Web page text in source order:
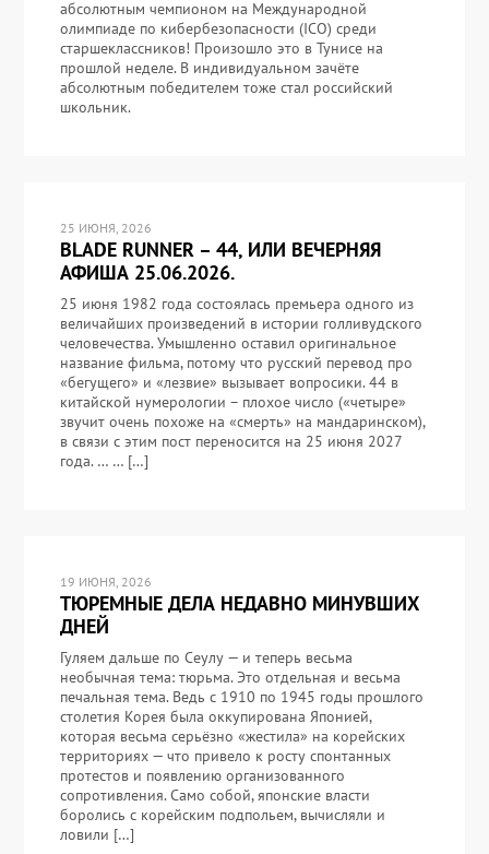
абсолютным чемпионом на Международной
олимпиаде по кибербезопасности (ICO) среди
старшеклассников! Произошло это в Тунисе на
прошлой неделе. В индивидуальном зачёте
абсолютным победителем тоже стал российский
школьник.
25 ИЮНЯ, 2026
BLADE RUNNER – 44, ИЛИ ВЕЧЕРНЯЯ
АФИША 25.06.2026.
25 июня 1982 года состоялась премьера одного из
величайших произведений в истории голливудского
человечества. Умышленно оставил оригинальное
название фильма, потому что русский перевод про
«бегущего» и «лезвие» вызывает вопросики. 44 в
китайской нумерологии – плохое число («четыре»
звучит очень похоже на «смерть» на мандаринском),
в связи с этим пост переносится на 25 июня 2027
года. … … […]
19 ИЮНЯ, 2026
ТЮРЕМНЫЕ ДЕЛА НЕДАВНО МИНУВШИХ
ДНЕЙ
Гуляем дальше по Сеулу — и теперь весьма
необычная тема: тюрьма. Это отдельная и весьма
печальная тема. Ведь с 1910 по 1945 годы прошлого
столетия Корея была оккупирована Японией,
которая весьма серьёзно «жестила» на корейских
территориях — что привело к росту спонтанных
протестов и появлению организованного
сопротивления. Само собой, японские власти
боролись с корейским подпольем, вычисляли и
ловили […]